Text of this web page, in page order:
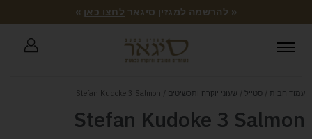
« להרשמה למגזין סיגאר לחצו כאן »
עמוד הבית / סטייל / שעוני יוקרה ותכשיטים / Stefan Kudoke 3 Salmon
Stefan Kudoke 3 Salmon